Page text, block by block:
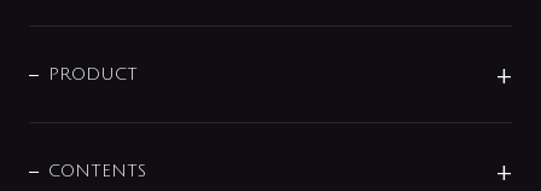
商品に関して
その他
PRODUCT
センサー・タッチ水栓
CONTENTS